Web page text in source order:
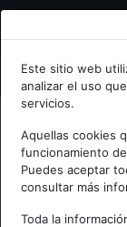
Bienvenid@
Escribe tu Email
Accede o
Este sitio web
analizar el uso
servicios.
Aquellas cookies
funcionamiento
Puedes aceptar
consultar más
Toda la